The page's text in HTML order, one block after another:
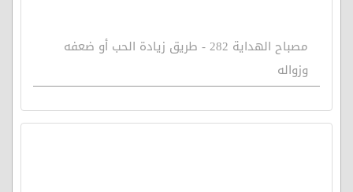
مصباح الهداية 282 - طريق زيادة الحب أو ضعفه
وزواله